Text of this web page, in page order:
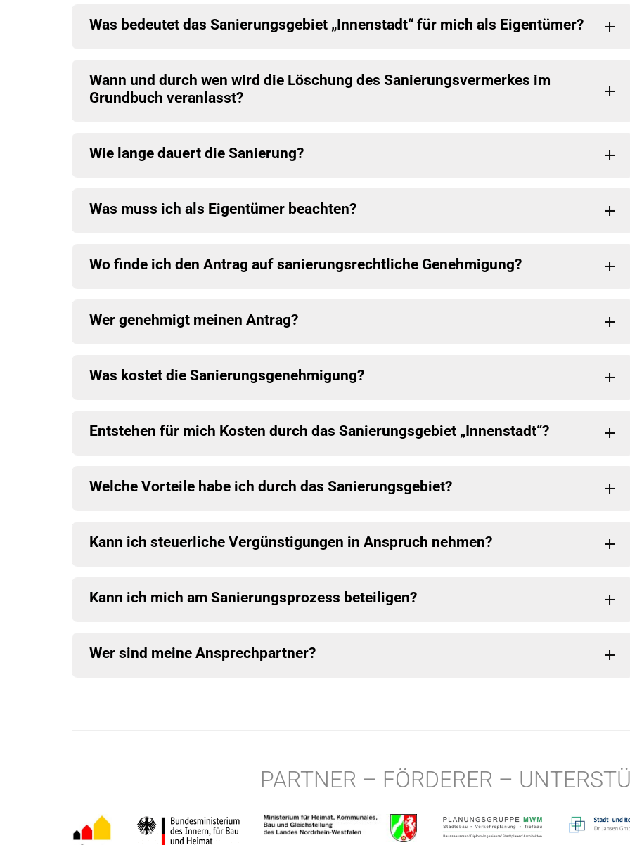
Was bedeutet das Sanierungsgebiet „Innenstadt“ für mich als Eigentümer?
Wann und durch wen wird die Löschung des Sanierungsvermerkes im
Grundbuch veranlasst?
Wie lange dauert die Sanierung?
Was muss ich als Eigentümer beachten?
Wo finde ich den Antrag auf sanierungsrechtliche Genehmigung?
Wer genehmigt meinen Antrag?
Was kostet die Sanierungsgenehmigung?
Entstehen für mich Kosten durch das Sanierungsgebiet „Innenstadt“?
Welche Vorteile habe ich durch das Sanierungsgebiet?
Kann ich steuerliche Vergünstigungen in Anspruch nehmen?
Kann ich mich am Sanierungsprozess beteiligen?
Wer sind meine Ansprechpartner?
PARTNER – FÖRDERER –